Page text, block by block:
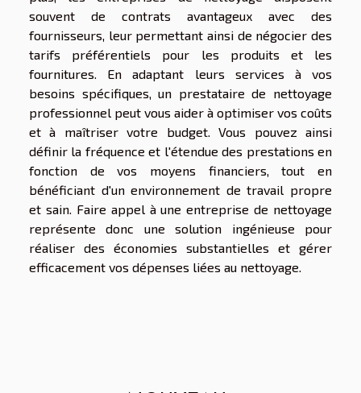
souvent de contrats avantageux avec des
fournisseurs, leur permettant ainsi de négocier des
tarifs préférentiels pour les produits et les
fournitures. En adaptant leurs services à vos
besoins spécifiques, un prestataire de nettoyage
professionnel peut vous aider à optimiser vos coûts
et à maîtriser votre budget. Vous pouvez ainsi
définir la fréquence et l'étendue des prestations en
fonction de vos moyens financiers, tout en
bénéficiant d'un environnement de travail propre
et sain. Faire appel à une entreprise de nettoyage
représente donc une solution ingénieuse pour
réaliser des économies substantielles et gérer
efficacement vos dépenses liées au nettoyage.